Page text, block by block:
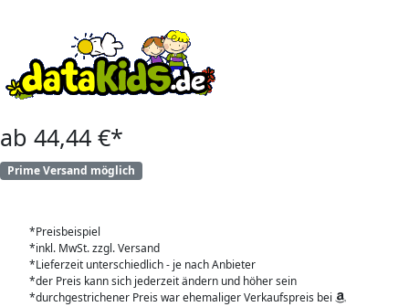
ab 44,44 €*
Prime Versand möglich
*Preisbeispiel
*inkl. MwSt. zzgl. Versand
*Lieferzeit unterschiedlich - je nach Anbieter
*der Preis kann sich jederzeit ändern und höher sein
*durchgestrichener Preis war ehemaliger Verkaufspreis bei